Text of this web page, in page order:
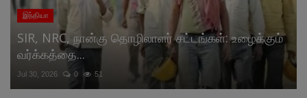
இந்தியா
SIR, NRC, நான்கு தொழிலாளர் சட்டங்கள்: உழைக்கும்
வர்க்கத்தை...
Jul 30, 2026 0 51